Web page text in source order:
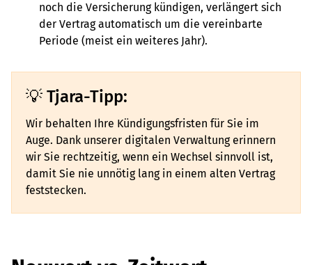
noch die Versicherung kündigen, verlängert sich
der Vertrag automatisch um die vereinbarte
Periode (meist ein weiteres Jahr).
Tjara-Tipp:
Wir behalten Ihre Kündigungsfristen für Sie im
Auge. Dank unserer digitalen Verwaltung erinnern
wir Sie rechtzeitig, wenn ein Wechsel sinnvoll ist,
damit Sie nie unnötig lang in einem alten Vertrag
feststecken.